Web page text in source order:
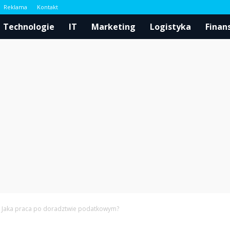
Reklama Kontakt
Technologie IT Marketing Logistyka
Jaka praca po doradztwie podatkowym?